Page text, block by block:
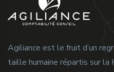
Agiliance est le fruit d’un
taille humaine répartis sur